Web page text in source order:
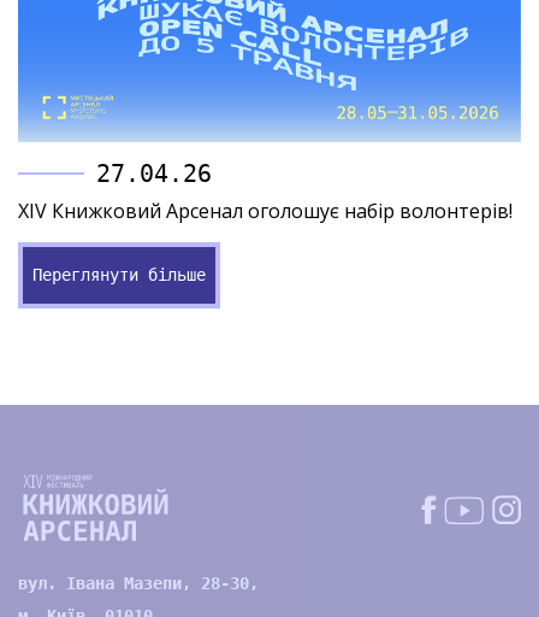
27.04.26
XIV Книжковий Арсенал оголошує набір волонтерів!
Переглянути більше
вул. Івана Мазепи, 28-30,